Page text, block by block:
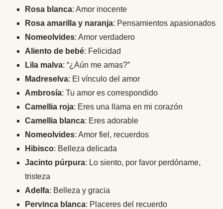
Rosa blanca: Amor inocente
Rosa amarilla y naranja: Pensamientos apasionados
Nomeolvides: Amor verdadero
Aliento de bebé: Felicidad
Lila malva: “¿Aún me amas?”
Madreselva: El vínculo del amor
Ambrosía: Tu amor es correspondido
Camellia roja: Eres una llama en mi corazón
Camellia blanca: Eres adorable
Nomeolvides: Amor fiel, recuerdos
Hibisco: Belleza delicada
Jacinto púrpura: Lo siento, por favor perdóname,
tristeza
Adelfa: Belleza y gracia
Pervinca blanca: Placeres del recuerdo